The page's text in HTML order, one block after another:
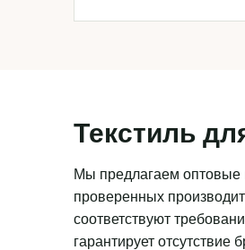
Текстиль
Мы предлагаем оптовые
проверенных
соответствуют
гарантирует отсутствие